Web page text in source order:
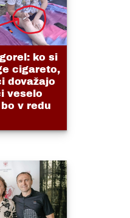
ko si
cigareto,
dovažajo
veselo
v redu